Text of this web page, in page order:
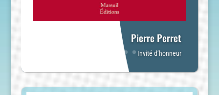
Pierre Perret
Invité d’honneur